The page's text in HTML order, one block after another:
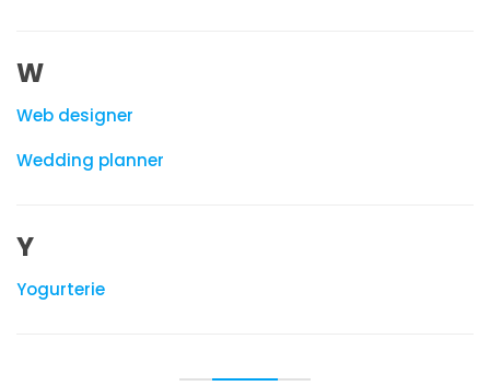
W
Web designer
Wedding planner
Y
Yogurterie